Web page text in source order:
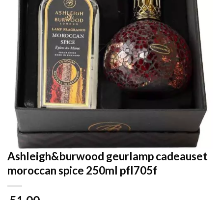
Ashleigh&burwood geurlamp cadeauset
moroccan spice 250ml pfl705f